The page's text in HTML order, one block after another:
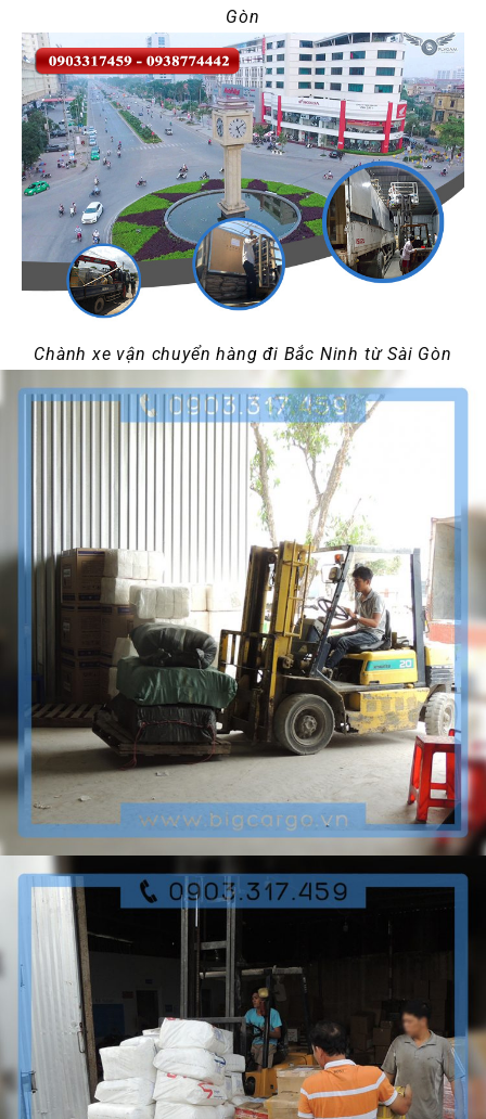
Gòn
Chành xe vận chuyển hàng đi Bắc Ninh từ Sài Gòn